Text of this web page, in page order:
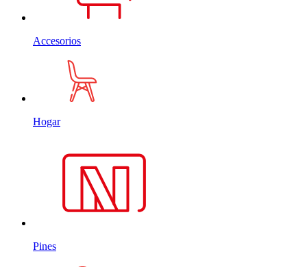
Accesorios
Hogar
Pines